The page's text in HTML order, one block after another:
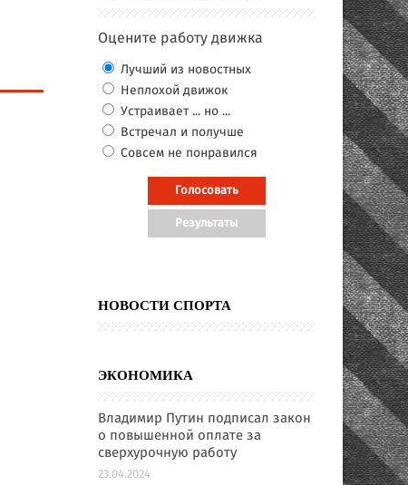
Оцените работу движка
Лучший из новостных
Неплохой движок
Устраивает ... но ...
Встречал и получше
Совсем не понравился
НОВОСТИ СПОРТА
ЭКОНОМИКА
Владимир Путин подписал закон
о повышенной оплате за
сверхурочную работу
23.04.2024